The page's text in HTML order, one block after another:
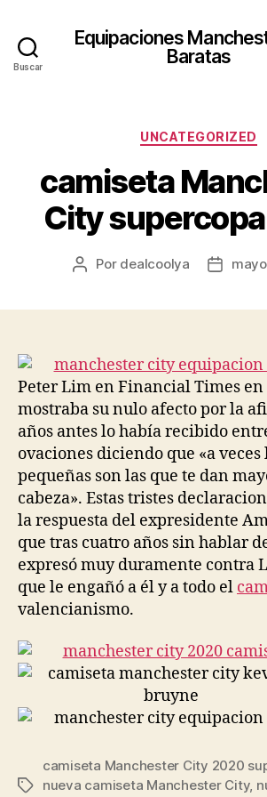
Buscar
Equipaciones
Baratas
Categorías
UNCATEGORIZED
camiseta
City
Autor
Por dealcoolya
Fecha
Peter Lim en Financial Times en
mostraba su nulo afecto por la
años antes lo había recibido
ovaciones diciendo que «a veces
pequeñas son las que te dan
cabeza». Estas tristes
la respuesta del expresidente
que tras cuatro años sin hablar
expresó muy duramente contra
que le engañó a él y a todo el
valencianismo.
Etiquetas
camiseta Manchester City 2020
nueva camiseta Manchester City,